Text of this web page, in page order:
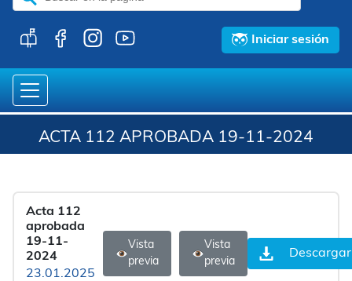
Iniciar sesión
ACTA 112 APROBADA 19-11-2024
Acta 112
aprobada
19-11-
2024
23.01.2025
Vista
previa
Vista
previa
Descargar